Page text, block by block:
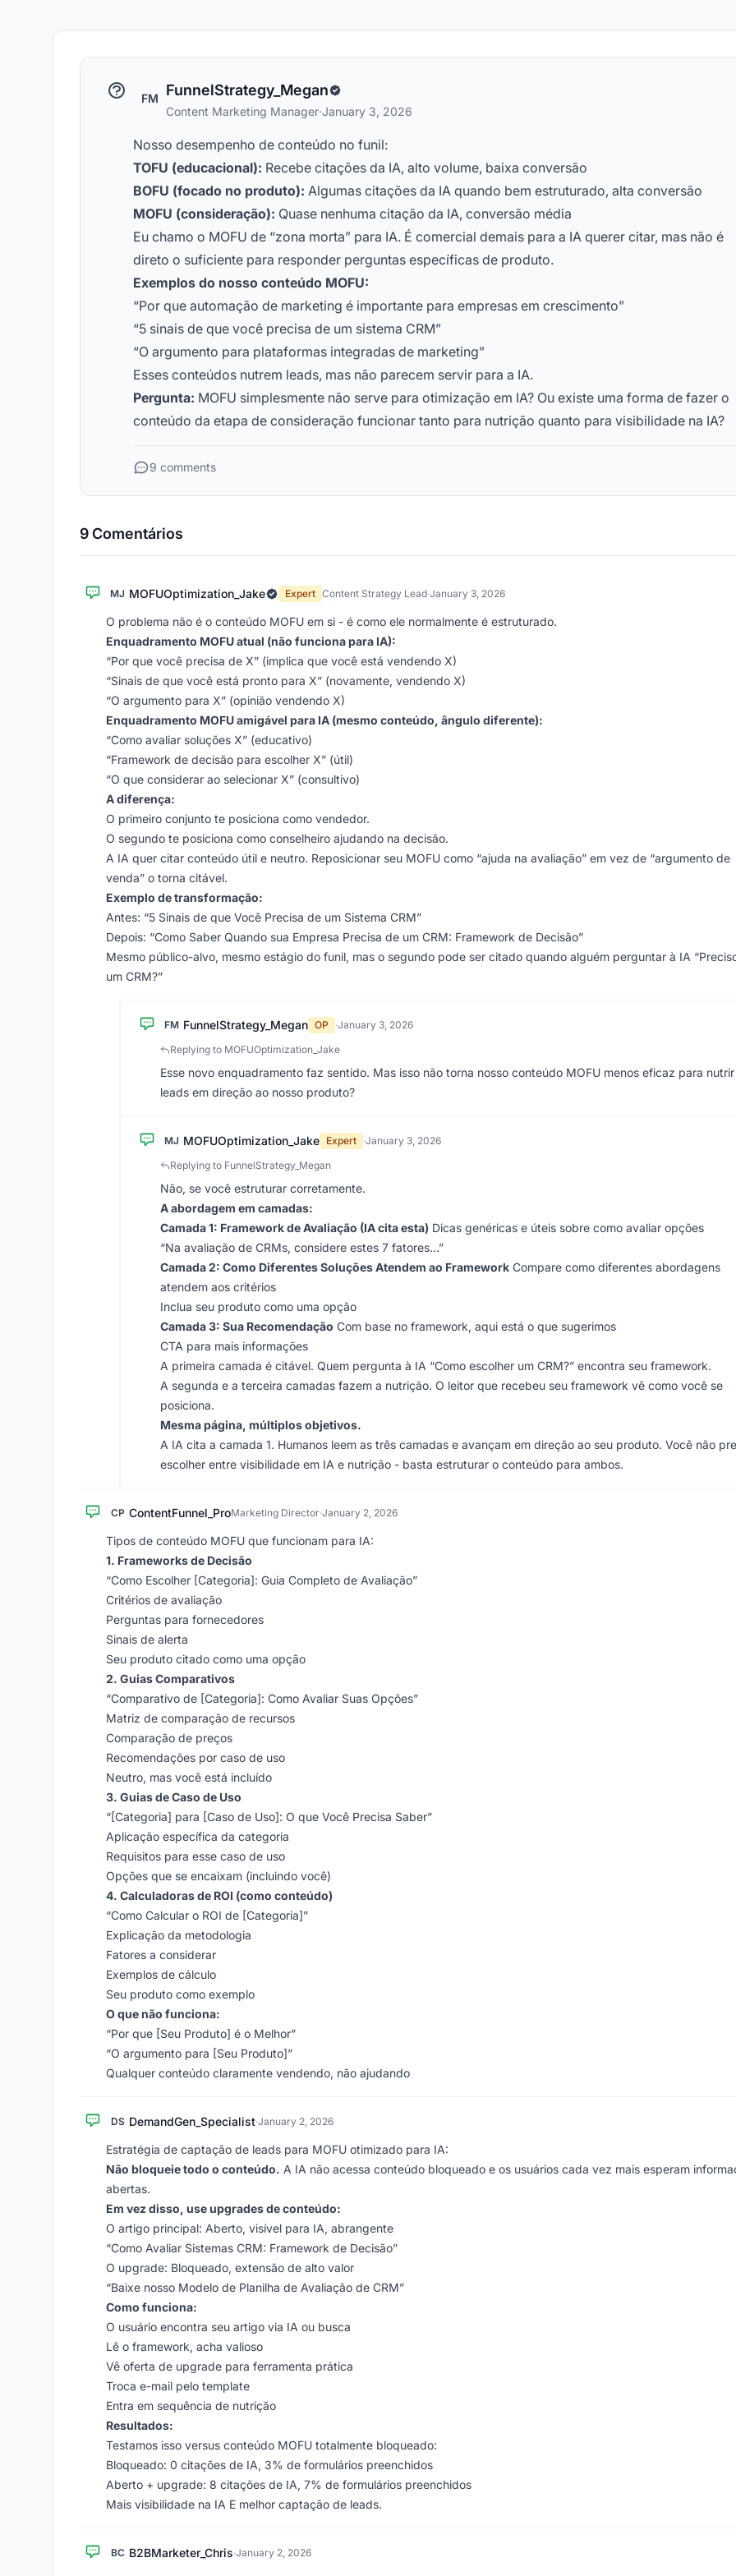
FM FunnelStrategy_Megan
Content Marketing Manager·January 3, 2026
Nosso desempenho de conteúdo no funil:
TOFU (educacional): Recebe citações da IA, alto volume, baixa conversão
BOFU (focado no produto): Algumas citações da IA quando bem estruturado, alta conversão
MOFU (consideração): Quase nenhuma citação da IA, conversão média
Eu chamo o MOFU de “zona morta” para IA. É comercial demais para a IA querer citar, mas não é
direto o suficiente para responder perguntas específicas de produto.
Exemplos do nosso conteúdo MOFU:
“Por que automação de marketing é importante para empresas em crescimento”
“5 sinais de que você precisa de um sistema CRM”
“O argumento para plataformas integradas de marketing”
Esses conteúdos nutrem leads, mas não parecem servir para a IA.
Pergunta: MOFU simplesmente não serve para otimização em IA? Ou existe uma forma de fazer o
conteúdo da etapa de consideração funcionar tanto para nutrição quanto para visibilidade na IA?
9 comments
9 Comentários
MJ MOFUOptimization_Jake Expert Content Strategy Lead·January 3, 2026
O problema não é o conteúdo MOFU em si - é como ele normalmente é estruturado.
Enquadramento MOFU atual (não funciona para IA):
“Por que você precisa de X” (implica que você está vendendo X)
“Sinais de que você está pronto para X” (novamente, vendendo X)
“O argumento para X” (opinião vendendo X)
Enquadramento MOFU amigável para IA (mesmo conteúdo, ângulo diferente):
“Como avaliar soluções X” (educativo)
“Framework de decisão para escolher X” (útil)
“O que considerar ao selecionar X” (consultivo)
A diferença:
O primeiro conjunto te posiciona como vendedor.
O segundo te posiciona como conselheiro ajudando na decisão.
A IA quer citar conteúdo útil e neutro. Reposicionar seu MOFU como “ajuda na avaliação” em vez de “argumento de
venda” o torna citável.
Exemplo de transformação:
Antes: “5 Sinais de que Você Precisa de um Sistema CRM”
Depois: “Como Saber Quando sua Empresa Precisa de um CRM: Framework de Decisão”
Mesmo público-alvo, mesmo estágio do funil, mas o segundo pode ser citado quando alguém perguntar à IA
um CRM?”
FM FunnelStrategy_Megan OP ·January 3, 2026
Replying to MOFUOptimization_Jake
Esse novo enquadramento faz sentido. Mas isso não torna nosso conteúdo MOFU menos eficaz para nutrir
leads em direção ao nosso produto?
MJ MOFUOptimization_Jake Expert ·January 3, 2026
Replying to FunnelStrategy_Megan
Não, se você estruturar corretamente.
A abordagem em camadas:
Camada 1: Framework de Avaliação (IA cita esta) Dicas genéricas e úteis sobre como avaliar opções
“Na avaliação de CRMs, considere estes 7 fatores…”
Camada 2: Como Diferentes Soluções Atendem ao Framework Compare como diferentes abordagens
atendem aos critérios
Inclua seu produto como uma opção
Camada 3: Sua Recomendação Com base no framework, aqui está o que sugerimos
CTA para mais informações
A primeira camada é citável. Quem pergunta à IA “Como escolher um CRM?” encontra seu framework.
A segunda e a terceira camadas fazem a nutrição. O leitor que recebeu seu framework vê como você se
posiciona.
Mesma página, múltiplos objetivos.
A IA cita a camada 1. Humanos leem as três camadas e avançam em direção ao seu produto. Você não
escolher entre visibilidade em IA e nutrição - basta estruturar o conteúdo para ambos.
CP ContentFunnel_ProMarketing Director·January 2, 2026
Tipos de conteúdo MOFU que funcionam para IA:
1. Frameworks de Decisão
“Como Escolher [Categoria]: Guia Completo de Avaliação”
Critérios de avaliação
Perguntas para fornecedores
Sinais de alerta
Seu produto citado como uma opção
2. Guias Comparativos
“Comparativo de [Categoria]: Como Avaliar Suas Opções”
Matriz de comparação de recursos
Comparação de preços
Recomendações por caso de uso
Neutro, mas você está incluído
3. Guias de Caso de Uso
“[Categoria] para [Caso de Uso]: O que Você Precisa Saber”
Aplicação específica da categoria
Requisitos para esse caso de uso
Opções que se encaixam (incluindo você)
4. Calculadoras de ROI (como conteúdo)
“Como Calcular o ROI de [Categoria]”
Explicação da metodologia
Fatores a considerar
Exemplos de cálculo
Seu produto como exemplo
O que não funciona:
“Por que [Seu Produto] é o Melhor”
“O argumento para [Seu Produto]”
Qualquer conteúdo claramente vendendo, não ajudando
DS DemandGen_Specialist·January 2, 2026
Estratégia de captação de leads para MOFU otimizado para IA:
Não bloqueie todo o conteúdo. A IA não acessa conteúdo bloqueado e os usuários cada vez mais esperam
abertas.
Em vez disso, use upgrades de conteúdo:
O artigo principal: Aberto, visível para IA, abrangente
“Como Avaliar Sistemas CRM: Framework de Decisão”
O upgrade: Bloqueado, extensão de alto valor
“Baixe nosso Modelo de Planilha de Avaliação de CRM”
Como funciona:
O usuário encontra seu artigo via IA ou busca
Lê o framework, acha valioso
Vê oferta de upgrade para ferramenta prática
Troca e-mail pelo template
Entra em sequência de nutrição
Resultados:
Testamos isso versus conteúdo MOFU totalmente bloqueado:
Bloqueado: 0 citações de IA, 3% de formulários preenchidos
Aberto + upgrade: 8 citações de IA, 7% de formulários preenchidos
Mais visibilidade na IA E melhor captação de leads.
BC B2BMarketer_Chris·January 2, 2026